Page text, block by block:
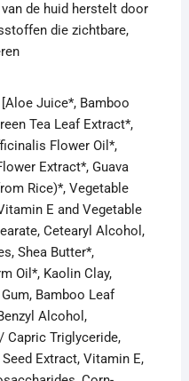
de huid herstelt door
die zichtbare,
Juice*, Bamboo
Tea Leaf Extract*,
Flower Oil*,
Extract*, Guava
Rice)*, Vegetable
E and Vegetable
Cetearyl Alcohol,
Shea Butter*,
Oil*, Kaolin Clay,
Bamboo Leaf
Alcohol,
Capric Triglyceride,
Extract, Vitamin E,